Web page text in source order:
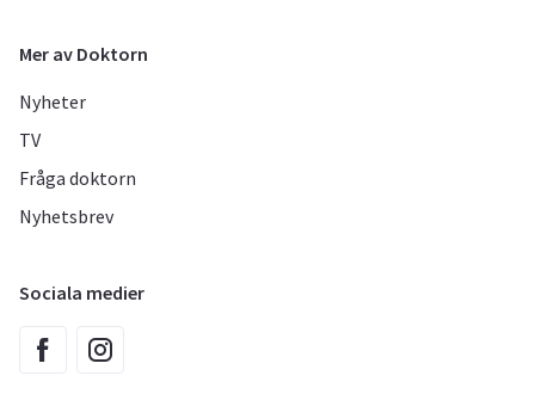
Mer av Doktorn
Nyheter
TV
Fråga doktorn
Nyhetsbrev
Sociala medier